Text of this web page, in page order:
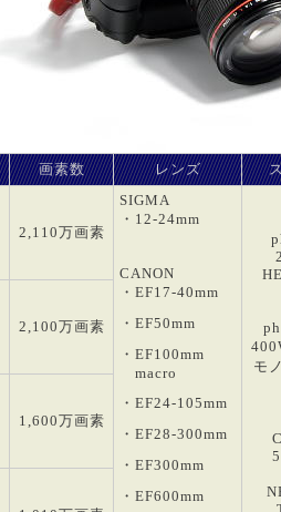
画素数 レンズ
2,110万画素
SIGMA
・12-24mm
CANON
・EF17-40mm
・EF50mm
・EF100mm
macro
・EF24-105mm
・EF28-300mm
・EF300mm
・EF600mm
モ
2,100万画素
1,600万画素